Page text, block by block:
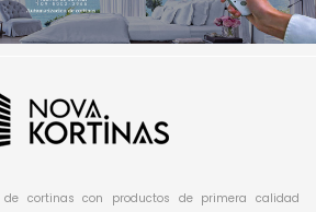
de cortinas con productos de primera calidad